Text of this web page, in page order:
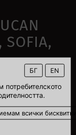
БГ EN
потребителското
всички
SOFIA,